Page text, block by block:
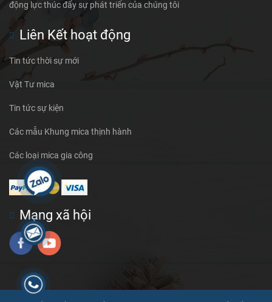
động lực thúc đẩy sự phát triển của chúng tôi
Liên Kết hoạt động
Tin tức thời sự mới
Vật Tư mica
Tin tức sự kiện
Các mẫu Khung mica thịnh hành
Các loại mica gia công
Mạng xã hội